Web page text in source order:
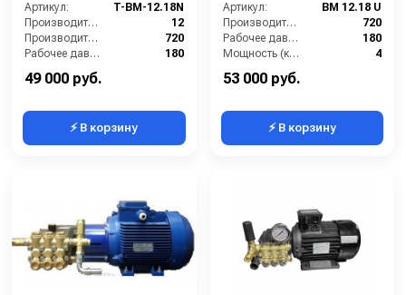
аварийным
регулятором давления
SVL17 170 бар, без
электрики)
Артикул:
T-BM-12.18N
Производительность (л/мин):
12
Производительность (л/ч):
720
Рабочее давление (бар):
180
Мощность (кВт):
49 000 руб.
⚡ В корзину
Артикул:
BM 12.18 U
Производительность (л/ч):
720
Рабочее давление (бар):
180
Мощность (кВт):
4
Электропитание (В):
53 000 руб.
⚡ В корзину